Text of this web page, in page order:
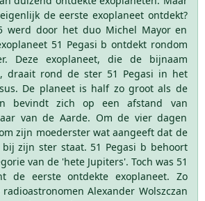
de eerste exoplaneet ontdekt?
werd door het duo Michel Mayor en
51 Pegasi b ontdekt rondom
Deze exoplaneet, die de bijnaam
draait rond de ster 51 Pegasi in het
De planeet is half zo groot als de
bevindt zich op een afstand van
van de Aarde. Om de vier dagen
zijn moederster wat aangeeft dat de
zijn ster staat. 51 Pegasi b behoort
van de 'hete Jupiters'. Toch was 51
de eerste ontdekte exoplaneet. Zo
Alexander Wolszczan